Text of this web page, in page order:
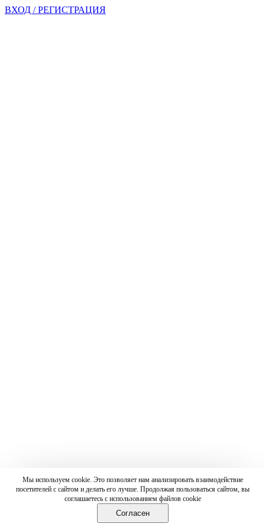
ВХОД / РЕГИСТРАЦИЯ
Мы используем cookie. Это позволяет нам анализировать взаимодействие
посетителей с сайтом и делать его лучше. Продолжая пользоваться сайтом, вы
соглашаетесь с использованием файлов cookie
Согласен